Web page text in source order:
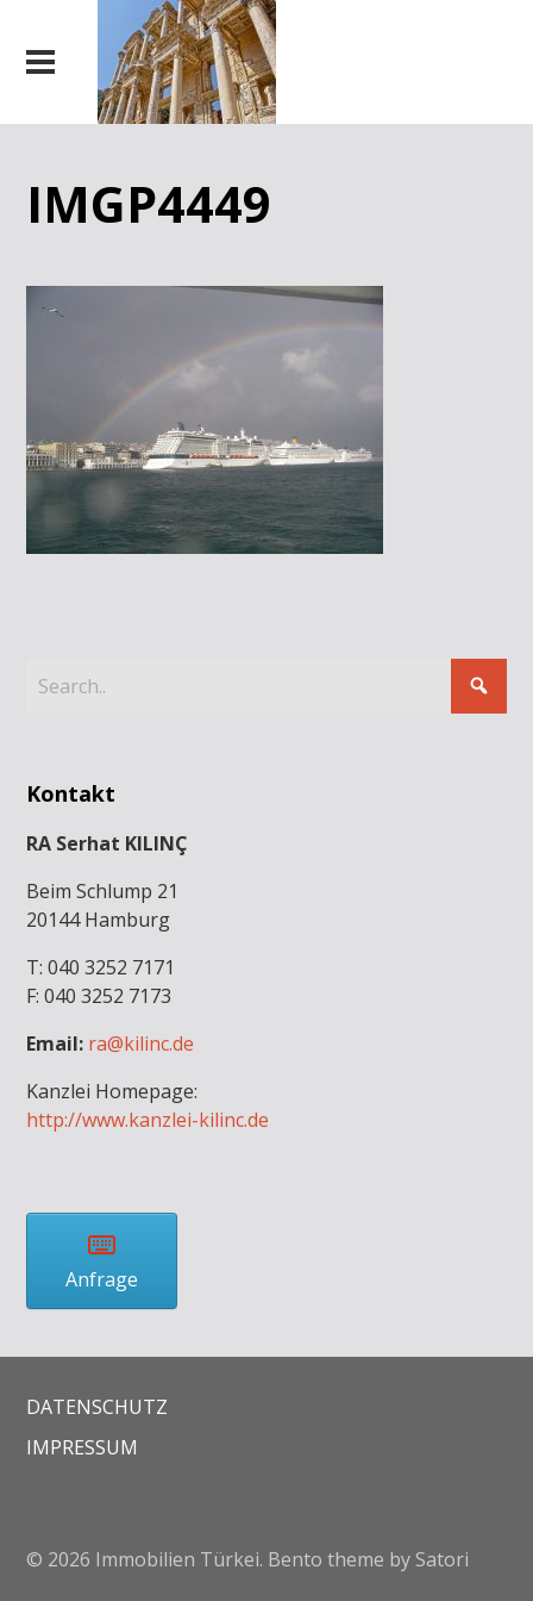
IMGP4449
Kontakt
RA Serhat KILINÇ
Beim Schlump 21
20144 Hamburg
T: 040 3252 7171
F: 040 3252 7173
Email: ra@kilinc.de
Kanzlei Homepage:
http://www.kanzlei-kilinc.de
Anfrage
DATENSCHUTZ
IMPRESSUM
© 2026 Immobilien Türkei. Bento theme by Satori